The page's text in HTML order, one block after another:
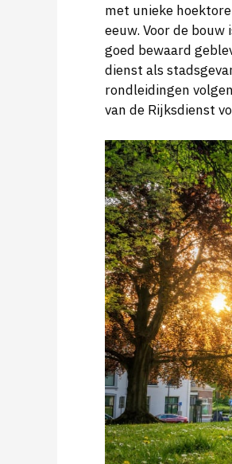
met unieke
eeuw. Voor de
goed bewaard
dienst als
rondleidingen
van de Rijksdienst